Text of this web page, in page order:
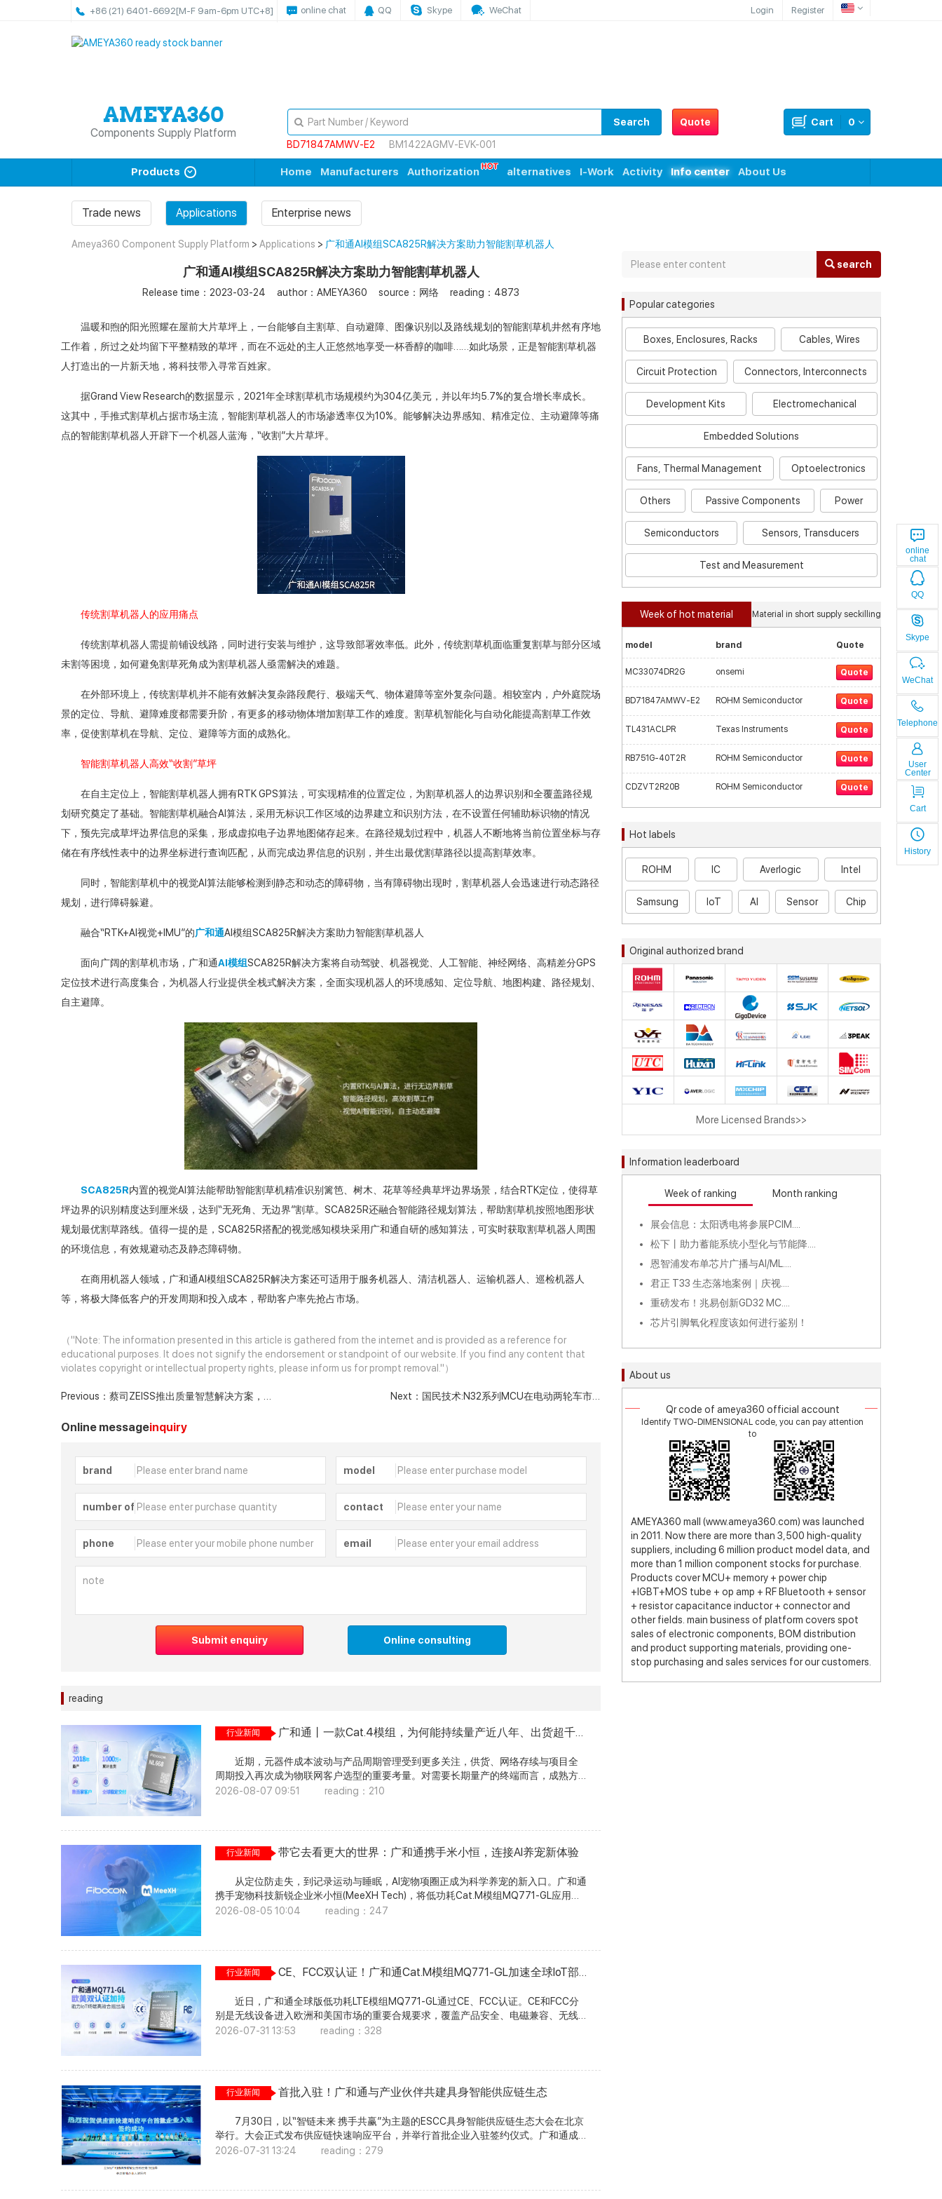
+86 (21) 6401-6692[M-F 9am-6pm UTC+8] online chat QQ Skype WeChat Login Register
online
chat
QQ
Skype
WeChat
Telephone
User
Center
Cart
History
Components Supply Platform
Quote 0
Cart
Search
BD71847AMWV-E2
BM1422AGMV-EVK-001
Products Home Manufacturers Authorization alternatives I-Work Activity Info center About Us
Trade news Applications Enterprise news
Ameya360 Component Supply Platform > Applications > 广和通AI模组SCA825R解决方案助力智能割草机器人
广和通AI模组SCA825R解决方案助力智能割草机器人
Release time：2023-03-24 author：AMEYA360 source：网络 reading：4873
温暖和煦的阳光照耀在屋前大片草坪上，一台能够自主割草、自动避障、图像识别以及路线规划的智能割草机井然有序地
工作着，所过之处均留下平整精致的草坪，而在不远处的主人正悠然地享受一杯香醇的咖啡……如此场景，正是智能割草机器
人打造出的一片新天地，将科技带入寻常百姓家。
据Grand View Research的数据显示，2021年全球割草机市场规模约为304亿美元，并以年均5.7%的复合增长率成长。
这其中，手推式割草机占据市场主流，智能割草机器人的市场渗透率仅为10%。能够解决边界感知、精准定位、主动避障等痛
点的智能割草机器人开辟下一个机器人蓝海，“收割”大片草坪。
传统割草机器人的应用痛点
传统割草机器人需提前铺设线路，同时进行安装与维护，这导致部署效率低。此外，传统割草机面临重复割草与部分区域
未割等困境，如何避免割草死角成为割草机器人亟需解决的难题。
在外部环境上，传统割草机并不能有效解决复杂路段爬行、极端天气、物体避障等室外复杂问题。相较室内，户外庭院场
景的定位、导航、避障难度都需要升阶，有更多的移动物体增加割草工作的难度。割草机智能化与自动化能提高割草工作效
率，促使割草机在导航、定位、避障等方面的成熟化。
智能割草机器人高效“收割”草坪
在自主定位上，智能割草机器人拥有RTK GPS算法，可实现精准的位置定位，为割草机器人的边界识别和全覆盖路径规
划研究奠定了基础。智能割草机融合AI算法，采用无标识工作区域的边界建立和识别方法，在不设置任何辅助标识物的情况
下，预先完成草坪边界信息的采集，形成虚拟电子边界地图储存起来。在路径规划过程中，机器人不断地将当前位置坐标与存
储在有序线性表中的边界坐标进行查询匹配，从而完成边界信息的识别，并生出最优割草路径以提高割草效率。
同时，智能割草机中的视觉AI算法能够检测到静态和动态的障碍物，当有障碍物出现时，割草机器人会迅速进行动态路径
规划，进行障碍躲避。
融合“RTK+AI视觉+IMU”的广和通AI模组SCA825R解决方案助力智能割草机器人
面向广阔的割草机市场，广和通AI模组SCA825R解决方案将自动驾驶、机器视觉、人工智能、神经网络、高精差分GPS
定位技术进行高度集合，为机器人行业提供全栈式解决方案，全面实现机器人的环境感知、定位导航、地图构建、路径规划、
自主避障。
SCA825R内置的视觉AI算法能帮助智能割草机精准识别篱笆、树木、花草等经典草坪边界场景，结合RTK定位，使得草
坪边界的识别精度达到厘米级，达到“无死角、无边界”割草。SCA825R还融合智能路径规划算法，帮助割草机按照地图形状
规划最优割草路线。值得一提的是，SCA825R搭配的视觉感知模块采用广和通自研的感知算法，可实时获取割草机器人周围
的环境信息，有效规避动态及静态障碍物。
在商用机器人领域，广和通AI模组SCA825R解决方案还可适用于服务机器人、清洁机器人、运输机器人、巡检机器人
等，将极大降低客户的开发周期和投入成本，帮助客户率先抢占市场。
（"Note: The information presented in this article is gathered from the internet and is provided as a reference for
educational purposes. It does not signify the endorsement or standpoint of our website. If you find any content that
violates copyright or intellectual property rights, please inform us for prompt removal."）
Previous： 蔡司ZEISS推出质量智慧解决方案，
Next： 国民技术:N32系列MCU在电动两轮车市
Online messageinquiry
brand model
number of contact
phone email
Submit enquiry Online consulting
reading
行业新闻
广和通丨一款Cat.4模组，为何能持续量产近八年、出货超千
近期，元器件成本波动与产品周期管理受到更多关注，供货、网络存续与项目全
周期投入再次成为物联网客户选型的重要考量。对需要长期量产的终端而言，成熟方
案不仅意味着稳定交付，也能减少硬件改版、测试认证等重复投入。 广和通LTE
的迁移与替换提供成熟选择。 面向高数据量场景，Cat.4仍有明确价值 长期量
产的通信模组，客户关心的不只是“发布了多久”，更在于网络能否继续承载、连接能力
是否仍与业务匹配。 当前全球移动网络退网仍主要集中于2G、3G，4G LTE仍在承
端可选择Cat.1 bis;而在多路高清视频与图像回传、工业路由、大文件下载及OTA升级
等场景中，Cat.4的上下行速率仍有明确价值。在车载等多业务并发场景中，成熟平台
的连接稳定性与长期供货能力同样是选型关键。 NL668基于骁龙™ X5 LTE调制解
域。 在车载T-Box中，NL668支撑车辆数据回传、远程控制与OTA升级;在AI陪伴
背后，是产品软硬件、网络适配与规模交付能力在不同客户项目中的持续检验。
多区域版本，支持全球项目高效落地 针对不同地区的频段、运营商及认证要求，
NL668提供面向中国、北美、欧洲、澳洲及东南亚等市场的区域版本，客户可基于同
通信模组最终服务的是客户的长期经营。一款产品能否穿越周期，不只取决于技术参
数，更取决于能否持续匹配真实需求、延续客户既有投入，并支撑产品走向全球。
NL668的规模商用，不只是单款产品的市场验证，更是广和通长期产品力、供应链韧
明，成熟不是停留在过去，而是经过长期验证后，仍能持续承接全球市场的新需求。
2026-08-07 09:51 reading：210
行业新闻 带它去看更大的世界：广和通携手米小恒，连接AI养宠新体验
从定位防走失，到记录运动与睡眠，AI宠物项圈正成为科学养宠的新入口。广和通
携手宠物科技新锐企业米小恒(MeeXH Tech)，将低功耗Cat.M模组MQ771-GL应用于
MeeXH AI Collar宠物智能项圈，为位置、越界告警和设备状态等信息提供稳定、低功
去公园、郊野和海边，即使全程牵引，宠物突发挣脱或短暂离开视线，仍会让主人担
心。MeeXH AI Collar全面支持全球四大卫星导航系统(GPS/GLONASS/Galileo/北斗)，
实现多星融合定位，精准可靠。主人可以设置安全区域，宠物越界后及时收到提醒;最
用蓝牙与蜂窝双模通信。离开蓝牙覆盖范围后，MQ771-GL通过蜂窝网络继续传输位
置、越界告警和设备状态，让信息及时抵达。 陪伴，不只在出门的那一刻 把
宠物当作家人，也意味着关心它每一天的状态。MeeXH AI Collar可识别静息、运动、
每天戴在颈间的智能项圈，不应频繁打断日常，也不应给宠物增加负担。 MQ771-
告警时，再恢复连接。其PSM功耗低至1.25μA，为整机续航提供支持。 模组采用
17.7mm × 15.8mm × 2.2mm小尺寸封装，可为电池、定位器件和传感器留出更多设计空
间。 MeeXH AI Collar配备大容量锂离子电池，典型续航为7~10天，减少频繁充电
广和通在低功耗连接和全球市场适配方面的经验，为产品服务更多全球用户提供了重
2026-08-05 10:04 reading：247
行业新闻
CE、FCC双认证！广和通Cat.M模组MQ771-GL加速全球IoT部
近日，广和通全球版低功耗LTE模组MQ771-GL通过CE、FCC认证。CE和FCC分
别是无线设备进入欧洲和美国市场的重要合规要求，覆盖产品安全、电磁兼容、无线
频谱及射频发射等关键指标。此次认证进一步验证了MQ771-GL的产品品质与全球市
合不同市场的法规及无线频谱要求。 CE认证表明MQ771-GL符合欧盟无线设备相
关法规要求;FCC认证则验证了其符合美国射频设备相关技术规范。 两项认证覆盖
欧洲、美国两大主要物联网市场，有助于客户降低模组选型和区域适配难度，加快终
Release 14标准，支持LTE Cat M1、Cat NB1及Cat NB2，覆盖全球主流LTE频
段。 基于统一的全球版本，客户可更灵活地规划不同区域产品，减少因频段差异
带来的硬件版本、采购及库存管理复杂度。 全球频段，连接更多市场 MQ771-
2026-07-31 13:53 reading：328
行业新闻 首批入驻！广和通与产业伙伴共建具身智能供应链生态
7月30日，以“智链未来 携手共赢”为主题的ESCC具身智能供应链生态大会在北京
举行。大会正式发布供应链快速响应平台，并举行首批企业入驻签约仪式。广和通成
为平台首批入驻企业之一，与机器人本体、代工制造及产业链上下游伙伴共同推进具
源，提升供需对接与供应链协同效率。 首批入驻，加快需求对接与项目落地
2026-07-31 13:24 reading：279
search
Popular categories
Boxes, Enclosures, Racks Cables, Wires
Circuit Protection Connectors, Interconnects
Development Kits Electromechanical
Embedded Solutions
Fans, Thermal Management Optoelectronics
Others Passive Components Power
Semiconductors Sensors, Transducers
Test and Measurement
Week of hot material Material in short supply seckilling
model brand Quote
MC33074DR2G onsemi Quote
BD71847AMWV-E2 ROHM Semiconductor Quote
TL431ACLPR Texas Instruments Quote
RB751G-40T2R ROHM Semiconductor Quote
CDZVT2R20B ROHM Semiconductor Quote
Hot labels
ROHM IC Averlogic Intel
Samsung IoT AI Sensor Chip
Original authorized brand
More Licensed Brands>>
Information leaderboard
Week of ranking Month ranking
展会信息：太阳诱电将参展PCIM....
松下丨助力蓄能系统小型化与节能降....
恩智浦发布单芯片广播与AI/ML....
君正 T33 生态落地案例｜庆视....
重磅发布！兆易创新GD32 MC....
芯片引脚氧化程度该如何进行鉴别！
About us
Qr code of ameya360 official account
Identify TWO-DIMENSIONAL code, you can pay attention
to
AMEYA360 mall (www.ameya360.com) was launched
in 2011. Now there are more than 3,500 high-quality
suppliers, including 6 million product model data, and
more than 1 million component stocks for purchase.
Products cover MCU+ memory + power chip
+IGBT+MOS tube + op amp + RF Bluetooth + sensor
+ resistor capacitance inductor + connector and
other fields. main business of platform covers spot
sales of electronic components, BOM distribution
and product supporting materials, providing one-
stop purchasing and sales services for our customers.